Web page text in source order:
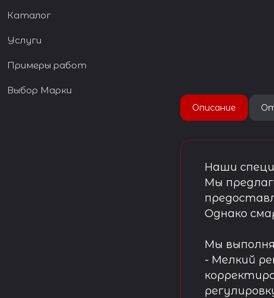
Описание
Наши
Мы
Однако
Мы
- Мелкий
Каталог
Услуги
Примеры работ
Выбор Марки